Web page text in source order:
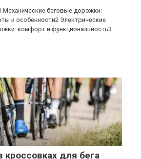
Механические беговые дорожки:
и особенности2 Электрические
комфорт и функциональность3
0
кроссовках для бега